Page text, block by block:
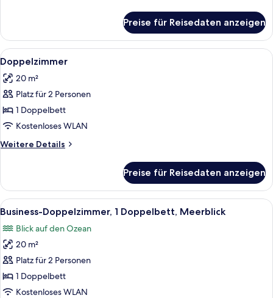
zur
Einzelnutzung
Preise für Reisedaten anzeigen
Alle
Fotos
für
Doppelzimmer
anzeigen
Ein Hotelzimmer mit einem Bett,
5
Doppelzimmer
20 m²
Platz für 2 Personen
1 Doppelbett
Kostenloses WLAN
Weitere Details
Weitere
Preise für Reisedaten anzeigen
Alle
Fotos
für
Business-
Doppelzimmer,
1
Doppelbett,
Ein Hotelzimmer mit Bett,
4
Business-Doppelzimmer, 1 Doppelbett, Meerblick
Blick auf den Ozean
20 m²
Platz für 2 Personen
1 Doppelbett
Kostenloses WLAN